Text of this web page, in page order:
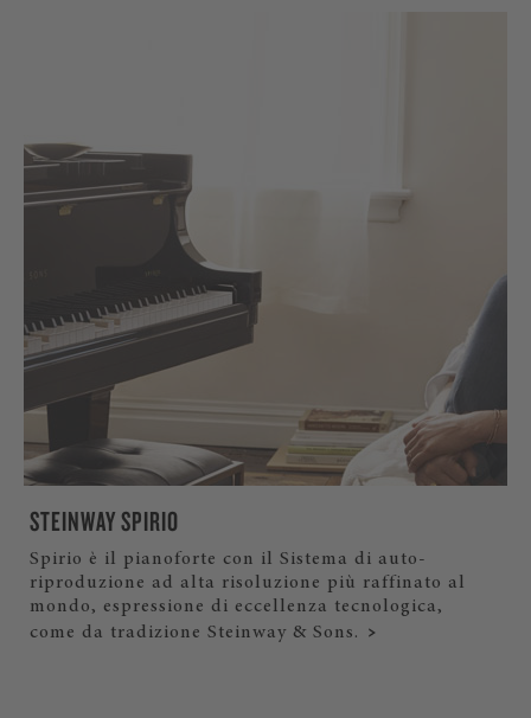
STEINWAY SPIRIO
Spirio è il pianoforte con il Sistema di auto-
riproduzione ad alta risoluzione più raffinato al
mondo, espressione di eccellenza tecnologica,
come da tradizione Steinway & Sons.